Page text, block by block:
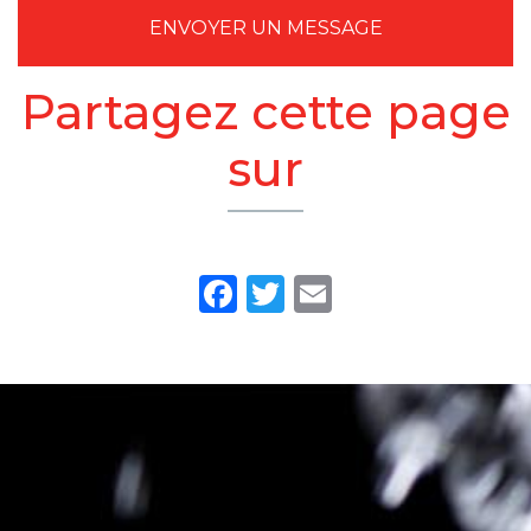
ENVOYER UN MESSAGE
Partagez cette page
sur
Facebook
Twitter